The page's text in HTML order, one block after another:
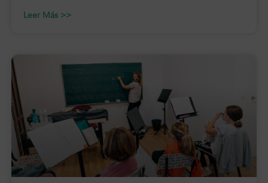
Leer Más >>